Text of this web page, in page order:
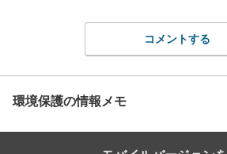
コメントする
環境保護の情報メモ